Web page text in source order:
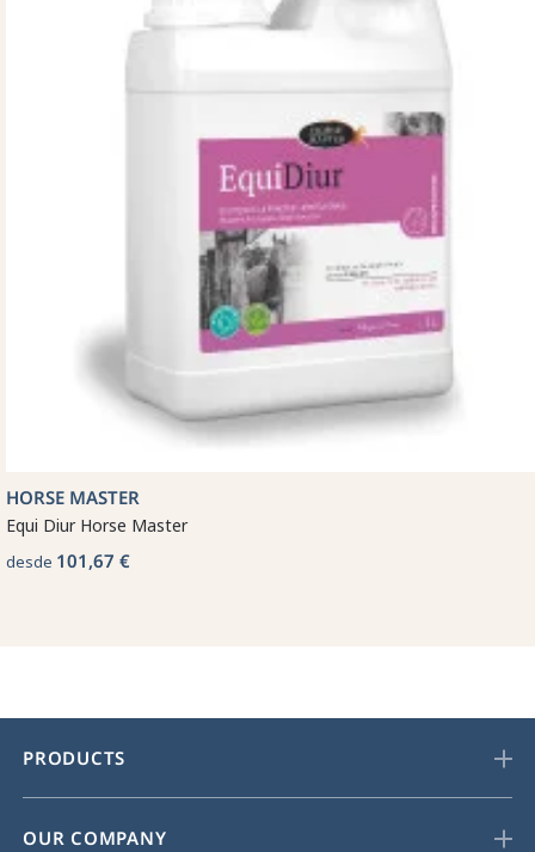
HORSE MASTER
Equi Diur Horse Master
desde 101,67 €
PRODUCTS
OUR COMPANY